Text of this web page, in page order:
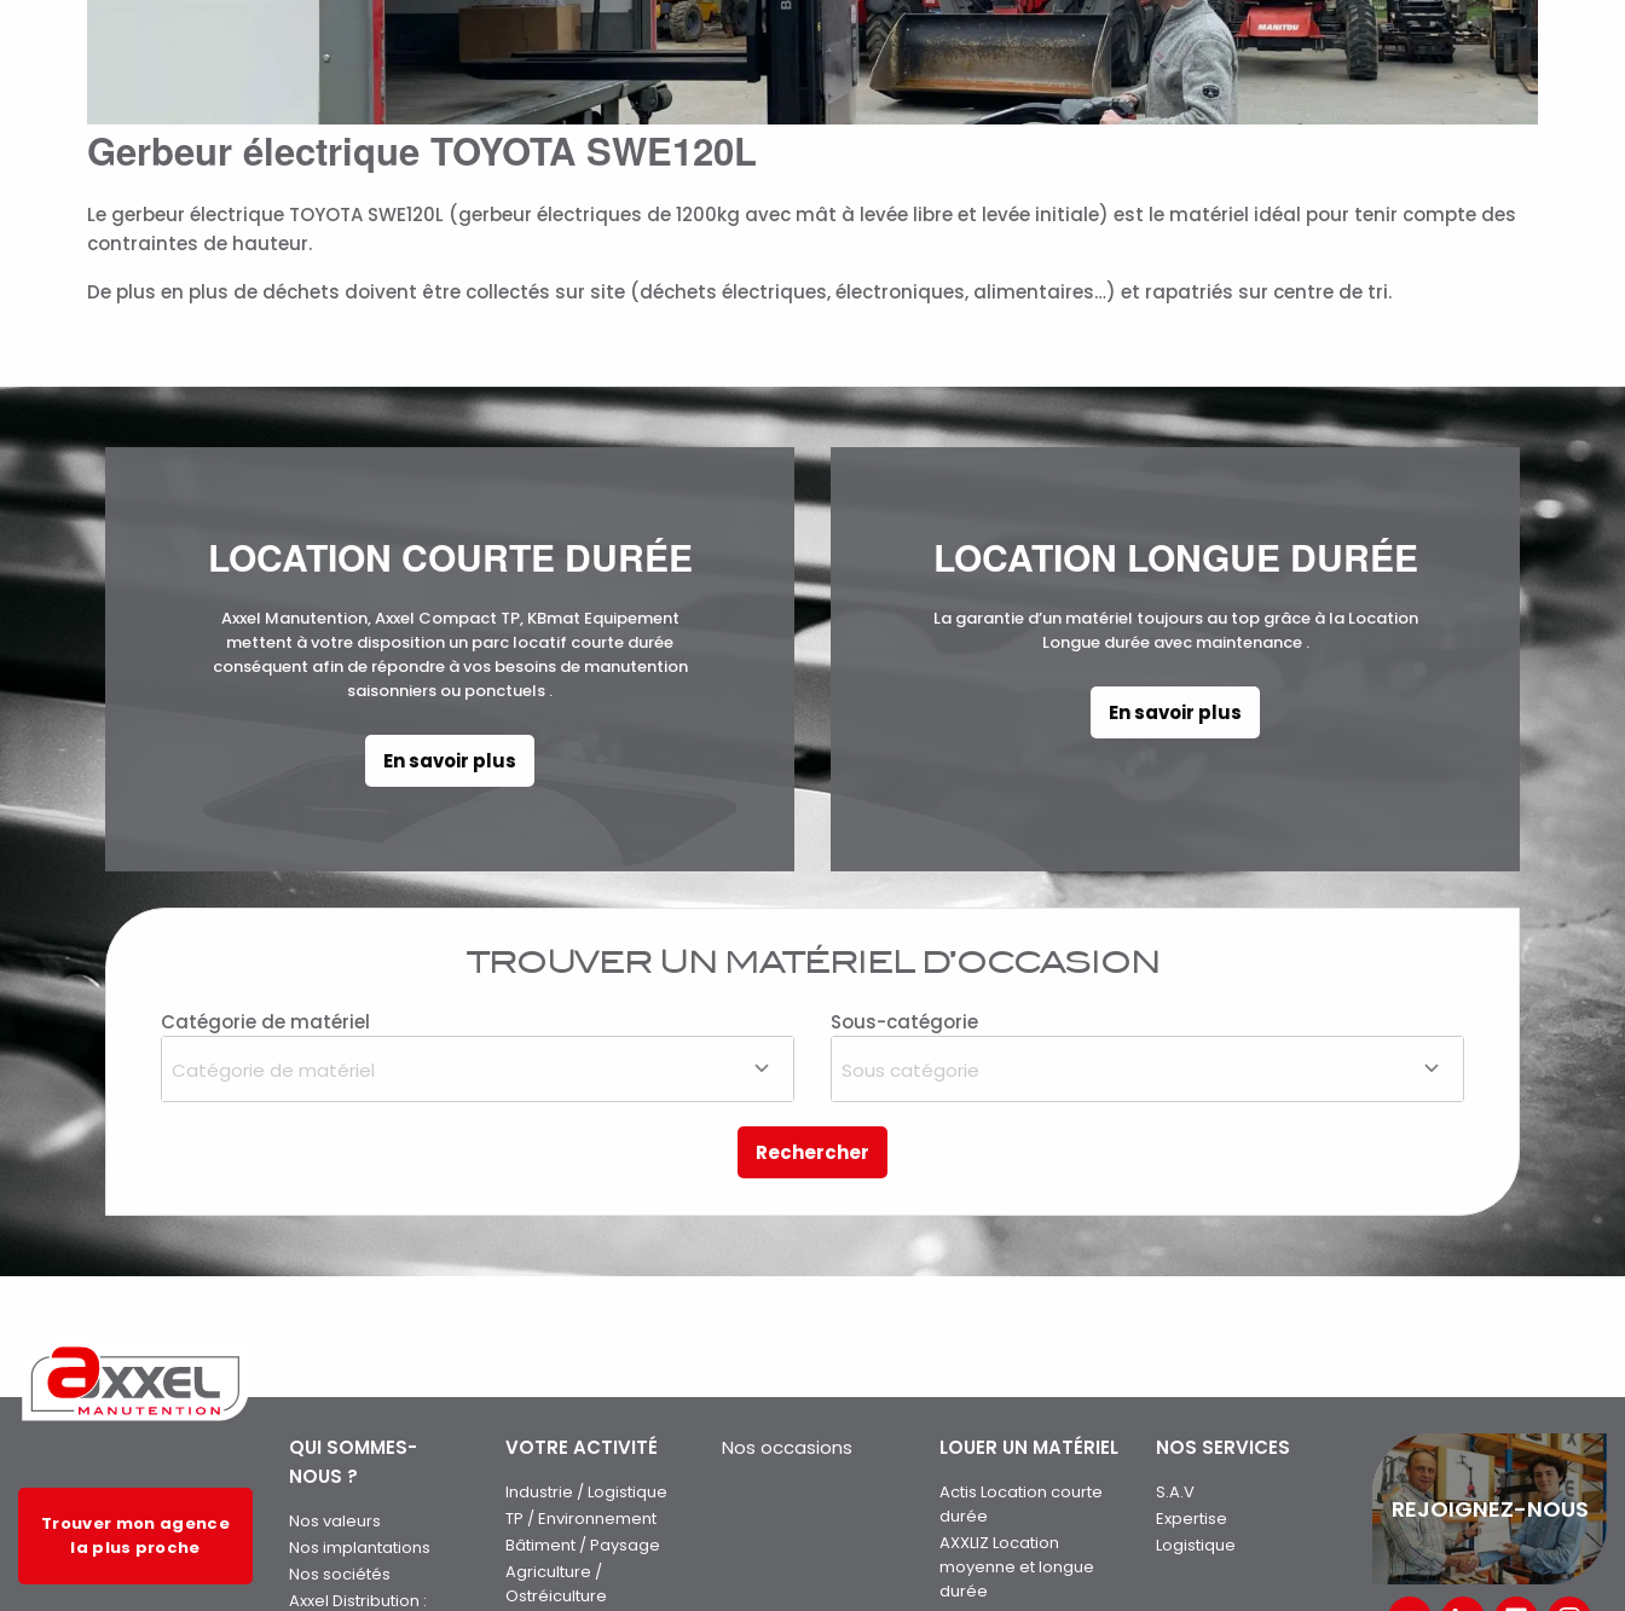
Gerbeur électrique TOYOTA SWE120L
Le gerbeur électrique TOYOTA SWE120L (gerbeur électriques de 1200kg avec mât à levée libre et levée initiale) est le matériel idéal pour tenir compte des
contraintes de hauteur.
De plus en plus de déchets doivent être collectés sur site (déchets électriques, électroniques, alimentaires…) et rapatriés sur centre de tri.
LOCATION COURTE DURÉE
Axxel Manutention, Axxel Compact TP, KBmat Equipement
mettent à votre disposition un parc locatif courte durée
conséquent afin de répondre à vos besoins de manutention
saisonniers ou ponctuels .
En savoir plus
LOCATION LONGUE DURÉE
La garantie d’un matériel toujours au top grâce à la Location
Longue durée avec maintenance .
En savoir plus
TROUVER UN MATÉRIEL D’OCCASION
Catégorie de matériel
Catégorie de matériel
Sous-catégorie
Sous catégorie
Rechercher
Trouver mon agence
la plus proche
QUI SOMMES-
NOUS ?
Nos valeurs
Nos implantations
Nos sociétés
Axxel Distribution :
VOTRE ACTIVITÉ
Industrie / Logistique
TP / Environnement
Bâtiment / Paysage
Agriculture /
Ostréiculture
Nos occasions LOUER UN MATÉRIEL
Actis Location courte
durée
AXXLIZ Location
moyenne et longue
durée
NOS SERVICES
S.A.V
Expertise
Logistique
REJOIGNEZ-NOUS